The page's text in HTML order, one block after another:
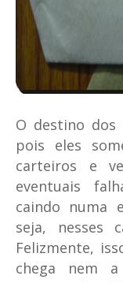
O destino dos
pois eles
carteiros e
eventuais
caindo numa
seja, nesses
Felizmente,
chega nem